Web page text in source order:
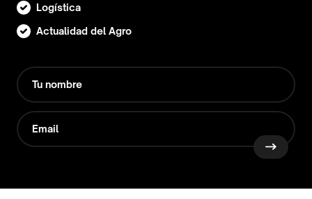
Logística
Actualidad del Agro